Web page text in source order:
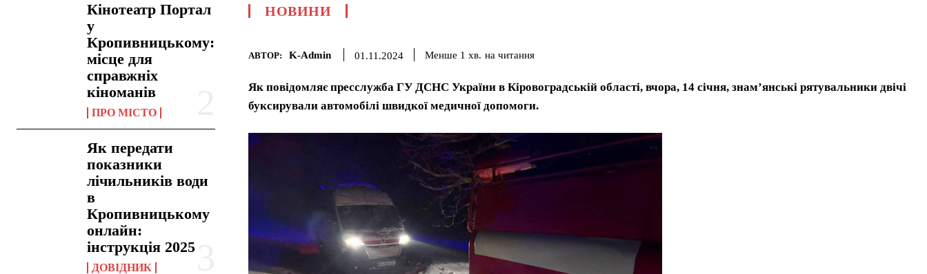
Кінотеатр Портал
у
Кропивницькому:
місце для
справжніх
кіноманів
ПРО МІСТО
Як передати
показники
лічильників води
в
Кропивницькому
онлайн:
інструкція 2025
ДОВІДНИК
НОВИНИ
АВТОР: K-Admin 01.11.2024 Менше 1 хв. на читання
Як повідомляє пресслужба ГУ ДСНС України в Кіровоградській області, вчора, 14 січня, знам’янські рятувальники двічі
буксирували автомобілі швидкої медичної допомоги.